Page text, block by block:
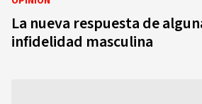
La nueva respuesta de
infidelidad masculina